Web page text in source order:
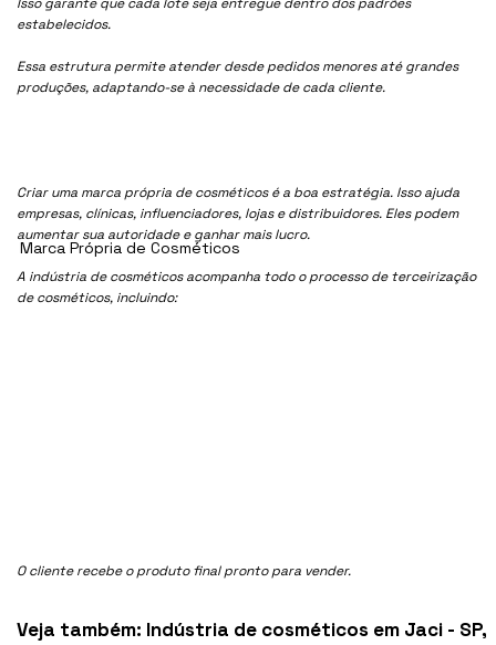
estabelecidos.
Essa estrutura permite atender desde pedidos menores até grandes
produções, adaptando-se à necessidade de cada cliente.
Criar uma marca própria de cosméticos é a boa estratégia. Isso ajuda
empresas, clínicas, influenciadores, lojas e distribuidores. Eles podem
aumentar sua autoridade e ganhar mais lucro.
A indústria de cosméticos acompanha todo o processo de terceirização
de cosméticos, incluindo:
O cliente recebe o produto final pronto para vender.
Veja também: Indústria de cosméticos em Jaci - SP,
Marca Própria de Cosméticos